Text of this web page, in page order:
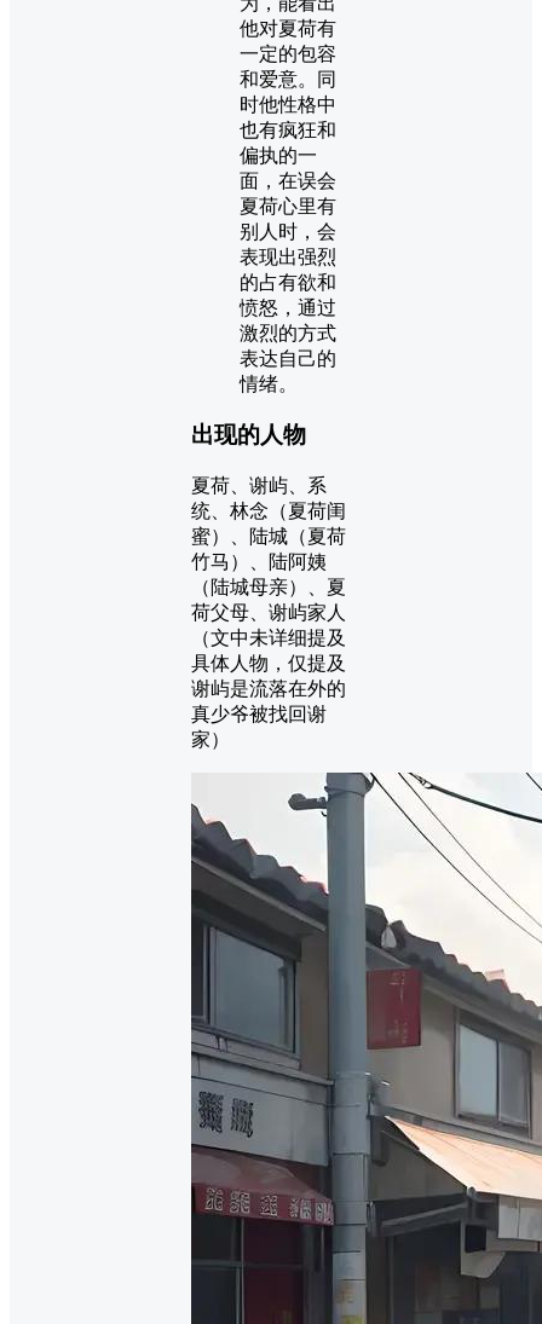
他对夏荷有
一定的包容
和爱意。同
时他性格中
也有疯狂和
偏执的一
面，在误会
夏荷心里有
别人时，会
表现出强烈
的占有欲和
愤怒，通过
激烈的方式
表达自己的
情绪。
出现的人物
夏荷、谢屿、系
统、林念（夏荷闺
蜜）、陆城（夏荷
竹马）、陆阿姨
（陆城母亲）、夏
荷父母、谢屿家人
（文中未详细提及
具体人物，仅提及
谢屿是流落在外的
真少爷被找回谢
家）